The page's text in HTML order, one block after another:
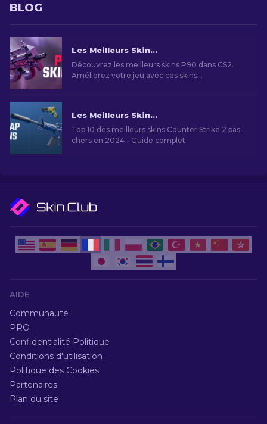
BLOG
Les Meilleurs Skins P90 dans CS2 : Classement [2026]
Découvrez les meilleurs skins P90 dans CS2.
Améliorez votre jeu avec ces skins
Les Meilleurs Skins Bon Marché dans CS2 [2026]
Top 10 des meilleurs skins Counter Strike 2 pas
chers en 2024 - Guide complet
AIDE
Communauté
PRO
Confidentialité Politique
Conditions d'utilisation
Politique des Cookies
Partenaires
Plan du site